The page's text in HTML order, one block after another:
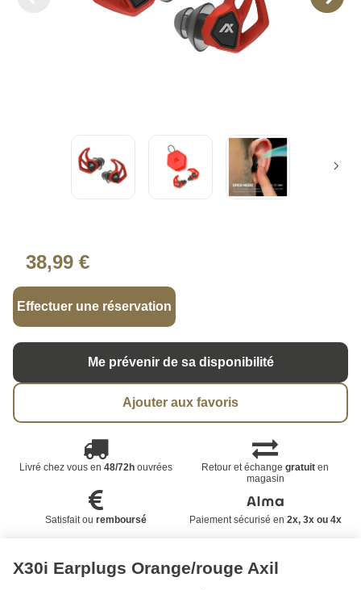
38,99 €
Effectuer une réservation
Me prévenir de sa disponibilité
Ajouter aux favoris
Livré chez vous en 48/72houvrées Retour et échangegratuit en
magasin
Satisfait ou remboursé Paiement sécurisé en 2x, 3x ou 4x
X30i Earplugs Orange/rouge Axil